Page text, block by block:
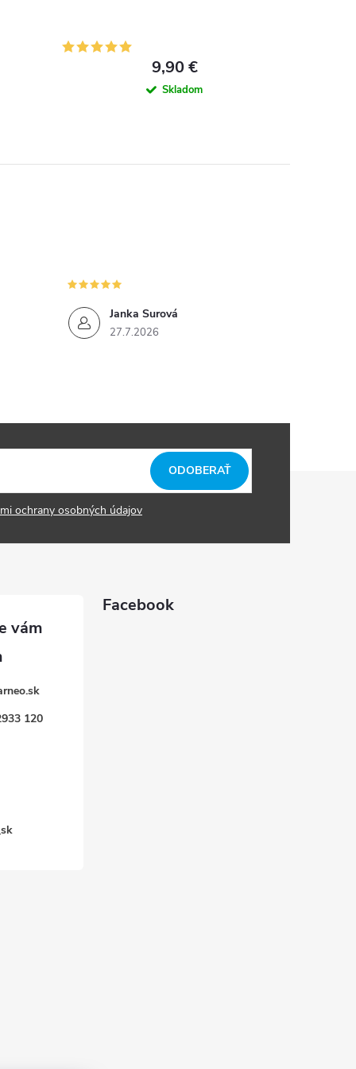
9,90 €
Skladom
Janka Surová
27.7.2026
ochrany osobných údajov
ODOBERAŤ
120
Facebook